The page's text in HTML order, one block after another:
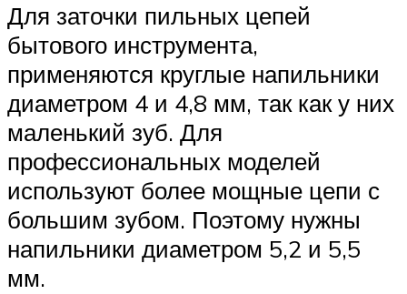
Для заточки пильных цепей
бытового инструмента,
применяются круглые напильники
диаметром 4 и 4,8 мм, так как у них
маленький зуб. Для
профессиональных моделей
используют более мощные цепи с
большим зубом. Поэтому нужны
напильники диаметром 5,2 и 5,5
мм.